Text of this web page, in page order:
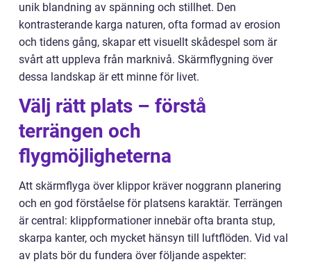
unik blandning av spänning och stillhet. Den
kontrasterande karga naturen, ofta formad av erosion
och tidens gång, skapar ett visuellt skådespel som är
svårt att uppleva från marknivå. Skärmflygning över
dessa landskap är ett minne för livet.
Välj rätt plats – förstå
terrängen och
flygmöjligheterna
Att skärmflyga över klippor kräver noggrann planering
och en god förståelse för platsens karaktär. Terrängen
är central: klippformationer innebär ofta branta stup,
skarpa kanter, och mycket hänsyn till luftflöden. Vid val
av plats bör du fundera över följande aspekter: